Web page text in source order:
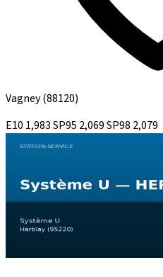
Vagney(88120)
E10 1,983SP95 2,069SP98 2,079